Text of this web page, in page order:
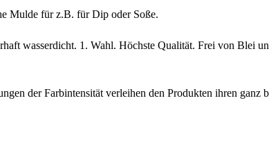
Mulde für z.B. für Dip oder Soße.
wasserdicht. 1. Wahl. Höchste Qualität. Frei von Blei
der Farbintensität verleihen den Produkten ihren ganz